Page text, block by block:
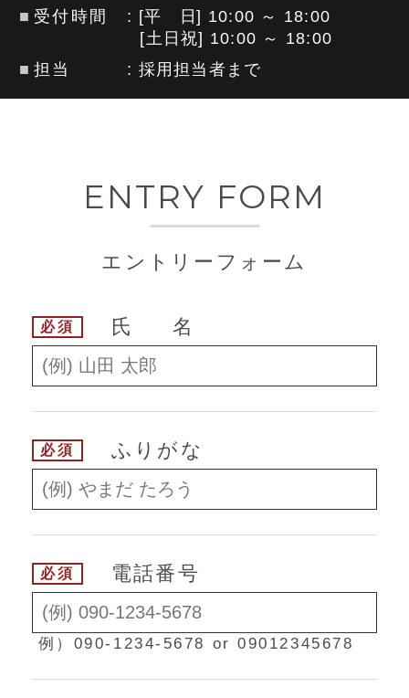
受付時間 : [平日] 10:00 ～ 18:00
[土日祝] 10:00 ～ 18:00
担当
: 採用担当者まで
ENTRY FORM
エントリーフォーム
必須 氏名
必須 ふりがな
必須 電話番号
例）090-1234-5678 or 09012345678